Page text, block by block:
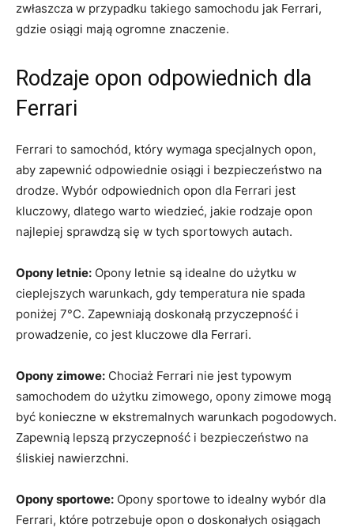
zwłaszcza w ⁣przypadku ‌takiego samochodu jak Ferrari,
gdzie⁢ osiągi ​mają ogromne znaczenie.
Rodzaje opon odpowiednich dla
Ferrari
Ferrari to samochód, który wymaga⁣ specjalnych opon,
aby zapewnić odpowiednie​ osiągi i bezpieczeństwo na
drodze. Wybór odpowiednich opon dla ‍Ferrari jest
kluczowy, dlatego⁣ warto wiedzieć, jakie rodzaje opon
najlepiej sprawdzą się w ⁣tych sportowych autach.
Opony letnie: Opony letnie są idealne do użytku w
cieplejszych‌ warunkach, gdy temperatura nie spada
poniżej 7°C. Zapewniają doskonałą⁢ przyczepność i
prowadzenie, co jest kluczowe dla Ferrari.
Opony zimowe: Chociaż Ferrari‌ nie jest typowym
⁣samochodem do użytku zimowego, opony zimowe mogą
⁤być konieczne w ekstremalnych warunkach pogodowych.⁢
Zapewnią lepszą⁢ przyczepność i bezpieczeństwo na
śliskiej nawierzchni.
Opony sportowe: Opony sportowe to idealny wybór dla
Ferrari, które potrzebuje opon o doskonałych osiągach